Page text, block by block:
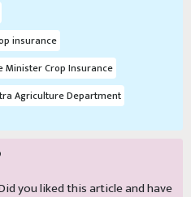
insurance
Minister Crop Insurance
Agriculture Department
you liked this article and have